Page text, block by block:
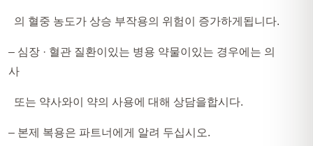
의 혈중 농도가 상승 부작용의 위험이 증가하게됩니다.
– 심장 · 혈관 질환이있는 병용 약물이있는 경우에는 의
사
또는 약사와이 약의 사용에 대해 상담을합시다.
– 본제 복용은 파트너에게 알려 두십시오.